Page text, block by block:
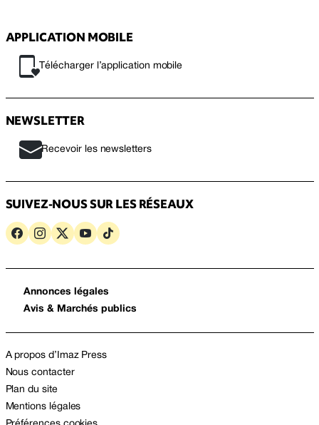
APPLICATION MOBILE
Télécharger l’application mobile
NEWSLETTER
Recevoir les newsletters
SUIVEZ-NOUS SUR LES RÉSEAUX
Annonces légales
Avis & Marchés publics
A propos d’Imaz Press
Nous contacter
Plan du site
Mentions légales